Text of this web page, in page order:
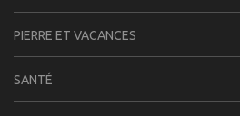
PIERRE ET VACANCES
SANTÉ